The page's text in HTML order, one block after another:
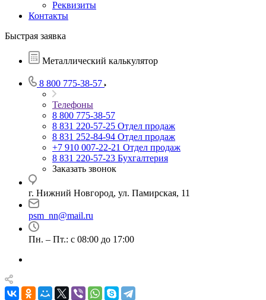
Реквизиты
Контакты
Быстрая заявка
Металлический калькулятор
8 800 775-38-57
Телефоны
8 800 775-38-57
8 831 220-57-25 Отдел продаж
8 831 252-84-94 Отдел продаж
+7 910 007-22-21 Отдел продаж
8 831 220-57-23 Бухгалтерия
Заказать звонок
г. Нижний Новгород, ул. Памирская, 11
psm_nn@mail.ru
Пн. – Пт.: с 08:00 до 17:00